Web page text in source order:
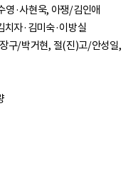
·사현욱, 아쟁/김인애
자·김미숙·이방실
구/박거현, 절(진)고/안성일,